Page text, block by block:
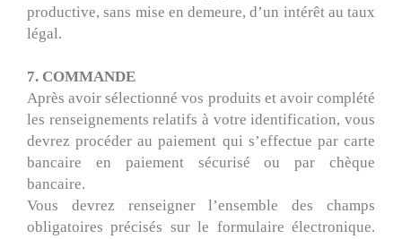
productive, sans mise en demeure, d’un intérêt au taux
légal.
7. COMMANDE
Après avoir sélectionné vos produits et avoir complété
les renseignements relatifs à votre identification, vous
devrez procéder au paiement qui s’effectue par carte
bancaire en paiement sécurisé ou par chèque
bancaire.
Vous devrez renseigner l’ensemble des champs
obligatoires précisés sur le formulaire électronique.